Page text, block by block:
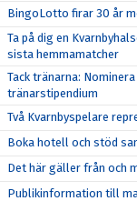
BingoLotto firar 30 år
Ta på dig en
sista hemmamatcher
Tack tränarna:
tränarstipendium
Två Kvarnbyspelare
Boka hotell och stöd
Det här gäller från och
Publikinformation till